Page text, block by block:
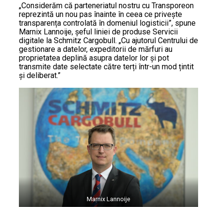
„Considerăm că parteneriatul nostru cu Transporeon
reprezintă un nou pas înainte în ceea ce privește
transparența controlată în domeniul logisticii”, spune
Marnix Lannoije, șeful liniei de produse Servicii
digitale la Schmitz Cargobull. „Cu ajutorul Centrului de
gestionare a datelor, expeditorii de mărfuri au
proprietatea deplină asupra datelor lor și pot
transmite date selectate către terți într-un mod țintit
și deliberat.”
Marnix Lannoije